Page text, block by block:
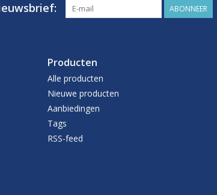
ABONNEER
Producten
Alle producten
Nieuwe producten
Aanbiedingen
Tags
RSS-feed